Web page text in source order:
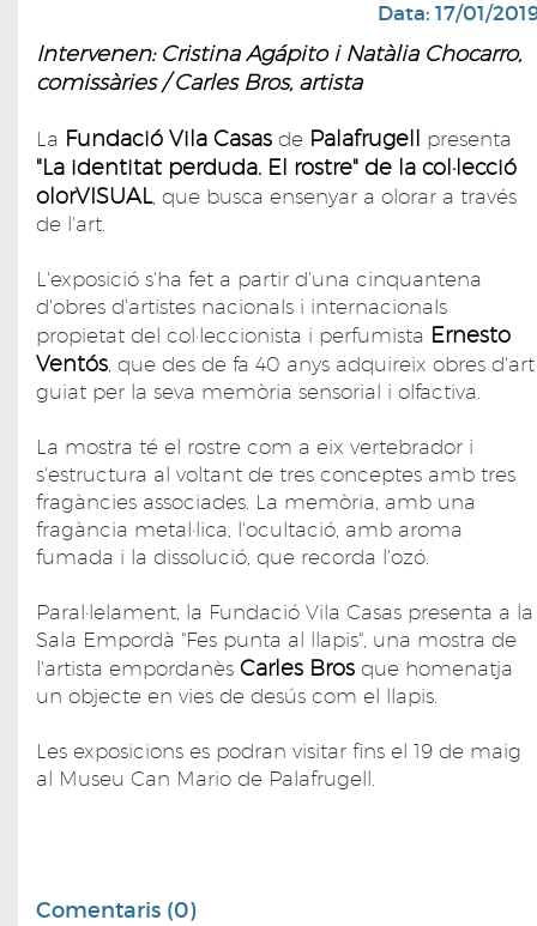
Data: 17/01/
Intervenen: Cristina Agápito i Natàlia Chocarro,
comissàries / Carles Bros, artista
La Fundació Vila Casas de Palafrugell presenta
"La identitat perduda. El rostre" de la col·lecció
olorVISUAL, que busca ensenyar a olorar a través
de l'art.
L'exposició s'ha fet a partir d'una cinquantena
d'obres d'artistes nacionals i internacionals
propietat del col·leccionista i perfumista Ernesto
Ventós, que des de fa 40 anys adquireix obres d'art
guiat per la seva memòria sensorial i olfactiva.
La mostra té el rostre com a eix vertebrador i
s'estructura al voltant de tres conceptes amb tres
fragàncies associades. La memòria, amb una
fragància metal·lica, l'ocultació, amb aroma
fumada i la dissolució, que recorda l'ozó.
Paral·lelament, la Fundació Vila Casas presenta a la
Sala Empordà "Fes punta al llapis", una mostra de
l'artista empordanès Carles Bros que homenatja
un objecte en vies de desús com el llapis.
Les exposicions es podran visitar fins el 19 de maig
al Museu Can Mario de Palafrugell.
Comentaris (0)